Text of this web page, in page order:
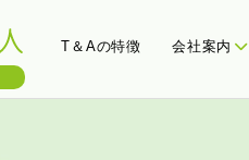
T＆Aの特徴 会社案内